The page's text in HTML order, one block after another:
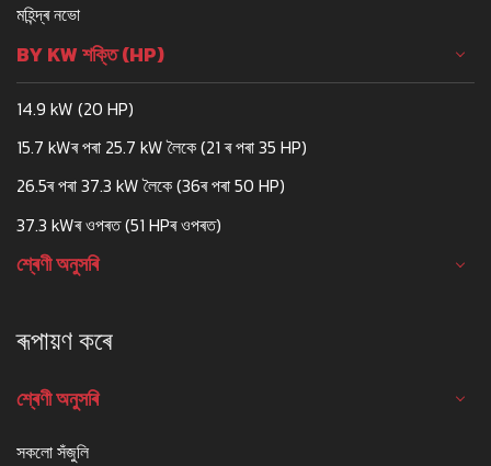
মহিন্দ্ৰ নভো
BY KW শক্তি (HP)
14.9 kW (20 HP)
15.7 kWৰ পৰা 25.7 kW লৈকে (21 ৰ পৰা 35 HP)
26.5ৰ পৰা 37.3 kW লৈকে (36ৰ পৰা 50 HP)
37.3 kWৰ ওপৰত (51 HPৰ ওপৰত)
শ্ৰেণী অনুসৰি
ৰূপায়ণ কৰে
শ্ৰেণী অনুসৰি
সকলো সঁজুলি